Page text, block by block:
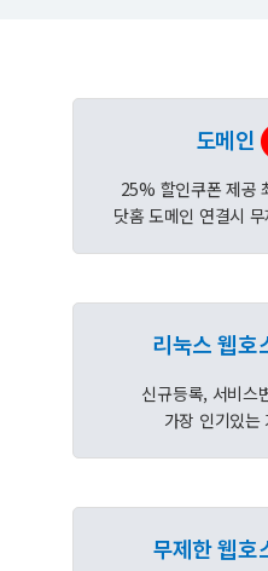
도메인
25% 할인쿠폰 제공
닷홈 도메인 연결시
리눅스 웹호
신규등록, 서비스
가장 인기있는
무제한 웹호